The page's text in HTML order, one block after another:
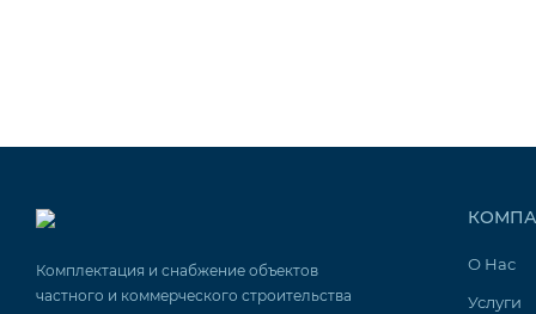
UER* thermoSteam
X-plus
Комплектация и снабжение объектов
частного и коммерческого строительства
О Нас
Услуги